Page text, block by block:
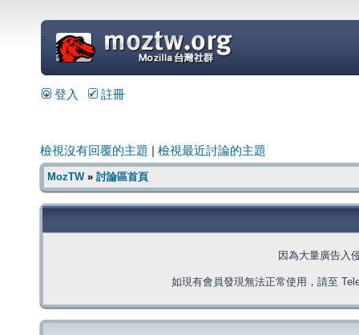
=
登入 註冊
檢視沒有回覆的主題 檢視最近討論的主題
MozTW» 討論區首頁
因為大量廣告入
如現有會員發現無法正常使用，請至